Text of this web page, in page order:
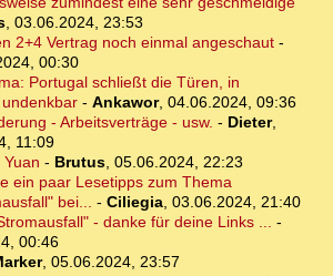
, 03.06.2024, 23:53
2+4 Vertrag noch einmal angeschaut-
00:30
Portugal schließt die Türen, in
- Ankawor, 04.06.2024, 09:36
- Arbeitsverträge - usw. - Dieter,
11:09
- Brutus, 05.06.2024, 22:23
ein paar Lesetipps zum Thema
bei... - Ciliegia, 03.06.2024, 21:40
- danke für deine Links ... -
00:46
, 05.06.2024, 23:57